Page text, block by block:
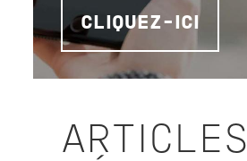
CLIQUEZ-ICI
ARTICLES